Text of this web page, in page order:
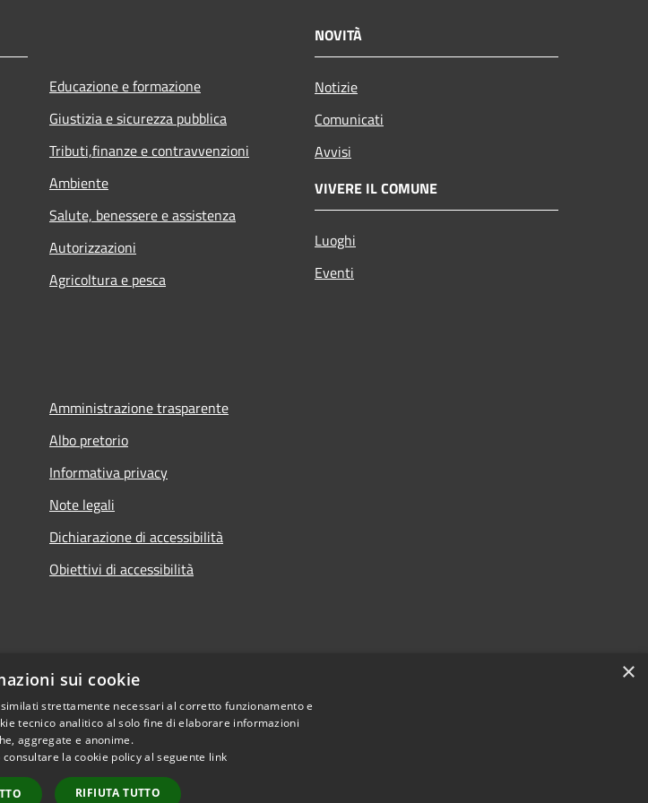
Educazione e formazione
Giustizia e sicurezza pubblica
Tributi,finanze e contravvenzioni
Ambiente
Salute, benessere e assistenza
Autorizzazioni
Agricoltura e pesca
NOVITÀ
Notizie
Comunicati
Avvisi
VIVERE IL COMUNE
Luoghi
Eventi
Amministrazione trasparente
Albo pretorio
Informativa privacy
Note legali
Dichiarazione di accessibilità
Obiettivi di accessibilità
×
sui cookie
strettamente necessari al corretto funzionamento e
tecnico analitico al solo fine di elaborare informazioni
aggregate e anonime.
la cookie policy al seguente link
RIFIUTA TUTTO